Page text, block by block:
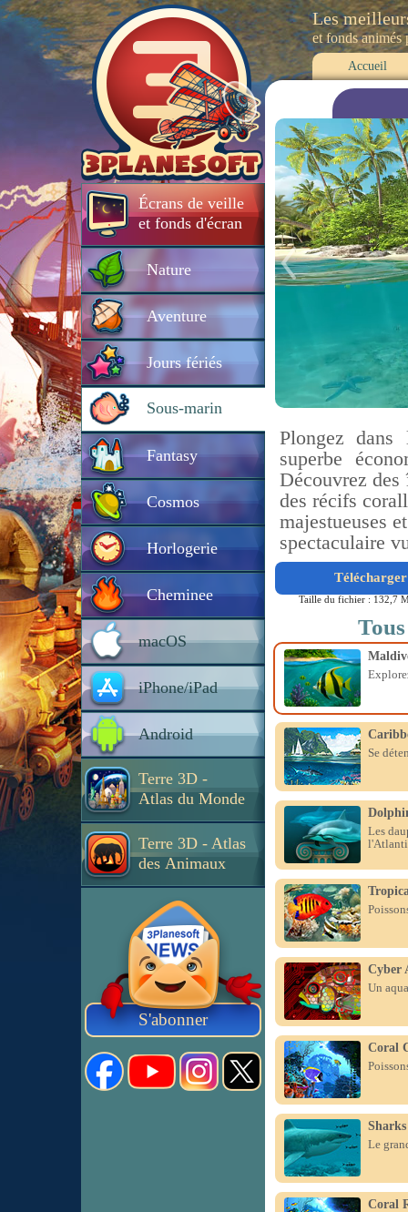
Écrans de veille
et fonds d'écran
Nature
Aventure
Jours fériés
Sous-marin
Fantasy
Cosmos
Horlogerie
Cheminee
macOS
iPhone/iPad
Android
Terre 3D -
Atlas du Monde
Terre 3D - Atlas
des Animaux
S'abonner
Les
et fonds
Accueil
Plongez
superbe
Découvrez
des récifs
majestueuses
spectaculaire
Taille du fichier : 132,7
Se
Les
Cyber
Un
Coral
Le
Coral